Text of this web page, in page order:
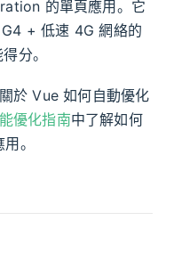
的單頁應用。它
+ 低速 4G 網絡的
分。
於 Vue 如何自動優化
優化指南中了解如何
。